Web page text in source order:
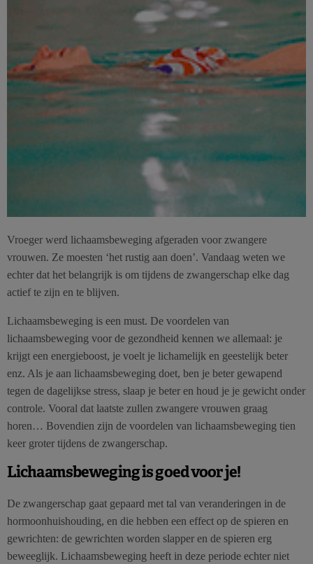
Vroeger werd lichaamsbeweging afgeraden voor zwangere
vrouwen. Ze moesten ‘het rustig aan doen’. Vandaag weten we
echter dat het belangrijk is om tijdens de zwangerschap elke dag
actief te zijn en te blijven.
Lichaamsbeweging is een must. De voordelen van
lichaamsbeweging voor de gezondheid kennen we allemaal: je
krijgt een energieboost, je voelt je lichamelijk en geestelijk beter
enz. Als je aan lichaamsbeweging doet, ben je beter gewapend
tegen de dagelijkse stress, slaap je beter en houd je je gewicht onder
controle. Vooral dat laatste zullen zwangere vrouwen graag
horen… Bovendien zijn de voordelen van lichaamsbeweging tien
keer groter tijdens de zwangerschap.
Lichaamsbeweging is goed voor je!
De zwangerschap gaat gepaard met tal van veranderingen in de
hormoonhuishouding, en die hebben een effect op de spieren en
gewrichten: de gewrichten worden slapper en de spieren erg
beweeglijk. Lichaamsbeweging heeft in deze periode echter niet